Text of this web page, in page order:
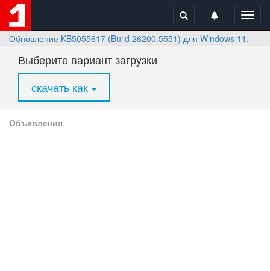
Обновление KB5055617 (Build 26200.5551) для Windows 11,
Выберите вариант загрузки
скачать как
Объявления